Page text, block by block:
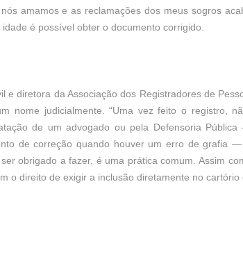
amamos e as reclamações dos meus sogros
é possível obter o documento corrigido.
e diretora da Associação dos Registradores de
nome judicialmente. “Uma vez feito o registro,
de um advogado ou pela Defensoria Pública
de correção quando houver um erro de grafia
obrigado a fazer, é uma prática comum. Assim
o direito de exigir a inclusão diretamente no cartório